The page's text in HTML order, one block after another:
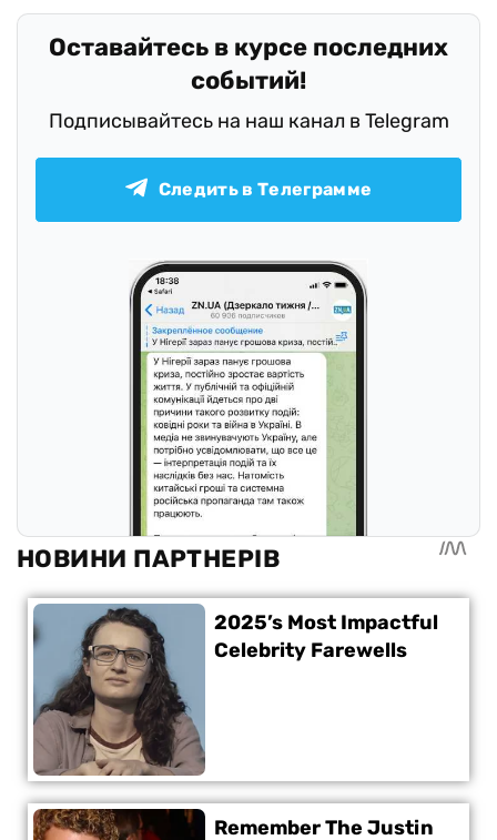
Оставайтесь в курсе последних
событий!
Подписывайтесь на наш канал в Telegram
Следить в Телеграмме